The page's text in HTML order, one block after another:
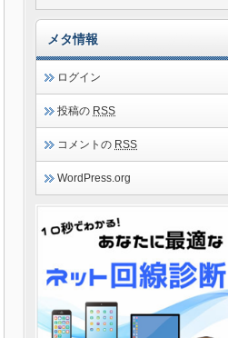
メタ情報
ログイン
投稿の RSS
コメントの RSS
WordPress.org